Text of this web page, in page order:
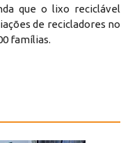
que o lixo reciclável
de recicladores no
famílias.